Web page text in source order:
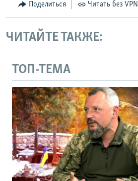
Поделиться Читать без VPN
ЧИТАЙТЕ ТАКЖЕ:
ТОП-ТЕМА